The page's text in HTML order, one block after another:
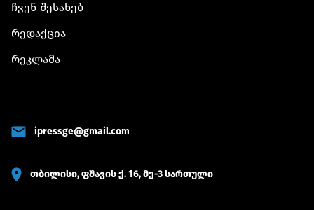
ჩვენ შესახებ
რედაქცია
რეკლამა
ipressge@gmail.com
თბილისი, ფშავის ქ. 16, მე-3 სართული